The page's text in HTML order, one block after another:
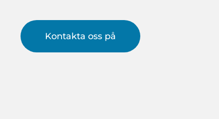
Kontakta oss på